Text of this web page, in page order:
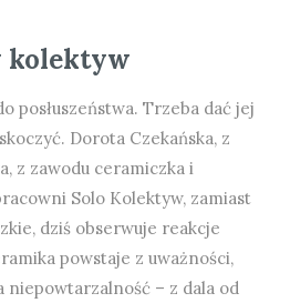
kolektyw
posłuszeństwa. Trzeba dać jej
Dorota Czekańska, z
z zawodu ceramiczka i
Solo Kolektyw, zamiast
dziś obserwuje reakcje
powstaje z uważności,
niepowtarzalność – z dala od